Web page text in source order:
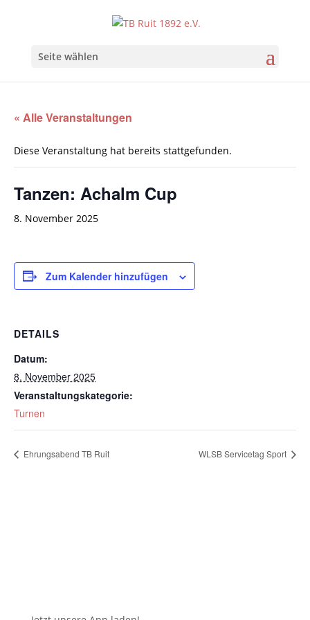
Seite wählen
« Alle Veranstaltungen
Diese Veranstaltung hat bereits stattgefunden.
Tanzen: Achalm Cup
8. November 2025
Zum Kalender hinzufügen
DETAILS
Datum:
8. November 2025
Veranstaltungskategorie:
Turnen
Ehrungsabend TB Ruit WLSB Servicetag Sport